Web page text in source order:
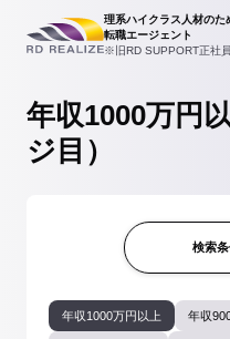
理系ハイクラス人材のた
転職エージェント
※旧RD SUPPORT正社
年収1000万円
ジ目）
検索
年収1000万円以上 年収